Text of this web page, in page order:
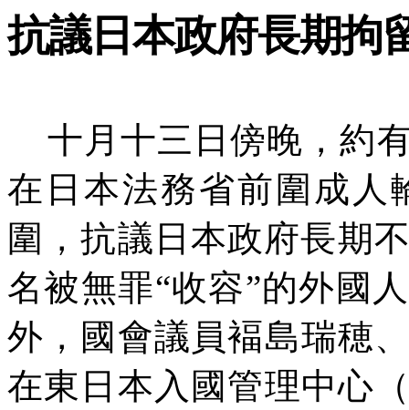
抗議日本政府長期拘
十月十三日傍晚，約
在日本法務省前圍成人
圍，抗議日本政府長期
名被無罪“收容”的外國
外，國會議員褔島瑞穂
在東日本入國管理中心